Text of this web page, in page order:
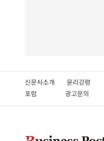
신문사소개 윤리강령
포럼
광고문의